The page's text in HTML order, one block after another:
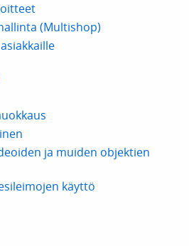
(Multishop)
ja muiden objektien
käyttö